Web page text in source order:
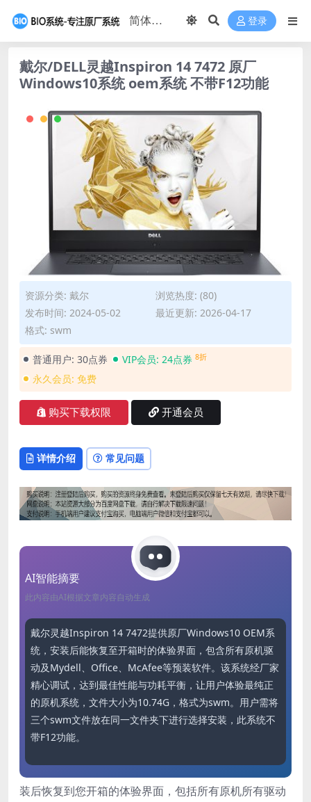
登录
戴尔/DELL灵越Inspiron 14 7472 原厂
Windows10系统 oem系统 不带F12功能
资源分类: 戴尔
浏览热度: (80)
发布时间: 2024-05-02
最近更新: 2026-04-17
格式: swm
普通用户: 30点券 VIP会员: 24点券 8折
永久会员: 免费
购买下载权限 开通会员
详情介绍 常见问题
AI智能摘要
此内容由AI根据文章内容自动生成
戴尔灵越Inspiron 14 7472提供原厂Windows10 OEM系
统，安装后能恢复至开箱时的体验界面，包含所有原机驱
动及Mydell、Office、McAfee等预装软件。该系统经厂家
精心调试，达到最佳性能与功耗平衡，让用户体验最纯正
的原机系统，文件大小为10.74G，格式为swm。用户需将
三个swm文件放在同一文件夹下进行选择安装，此系统不
带F12功能。
装后恢复到您开箱的体验界面，包括所有原机所有驱动